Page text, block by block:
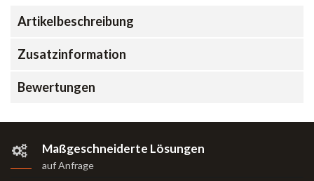
Artikelbeschreibung
Zusatzinformation
Bewertungen
Maßgeschneiderte Lösungen
auf Anfrage